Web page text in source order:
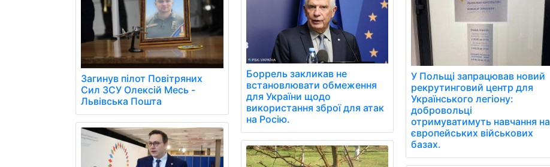
Загинув пілот Повітряних
Сил ЗСУ Олексій Месь -
Львівська Пошта
Боррель закликав не
встановлювати обмеження
для України щодо
використання зброї для атак
на Росію.
У Польщі запрацював новий
рекрутинговий центр для
Українського легіону:
добровольці
отримуватимуть навчання на
європейських військових
базах.